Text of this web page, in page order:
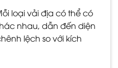
loại vải địa có thể có
nhau, dẫn đến diện
lệch so với kích